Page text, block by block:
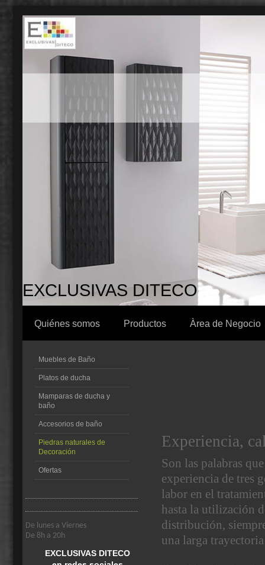
EXCLUSIVAS DITECO
Quiénes somos Productos Àrea de Negocio
Muebles de Baño
Platos de ducha
Mamparas de ducha y
baño
Accesorios de baño
Piedras naturales de
Decoración
Ofertas
De lunes a Viernes
De 8h a 20h
EXCLUSIVAS DITECO
Experiencia,
Son las palabras
experiencia de tres
labor en el
hasta la utilización
distribución,
una larga